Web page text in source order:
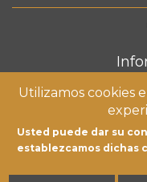
Utilizamos cookies
Usted puede dar su
establezcamos dichas